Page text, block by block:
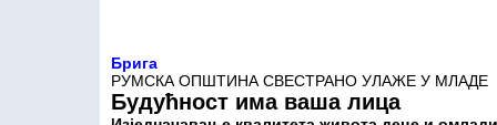
Брига
РУМСКА ОПШТИНА СВЕСТРАНО УЛАЖЕ У МЛАДЕ
Будућност има ваша лица